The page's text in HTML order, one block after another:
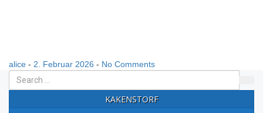
alice - 2. Februar 2026 - No Comments
KAKENSTORF